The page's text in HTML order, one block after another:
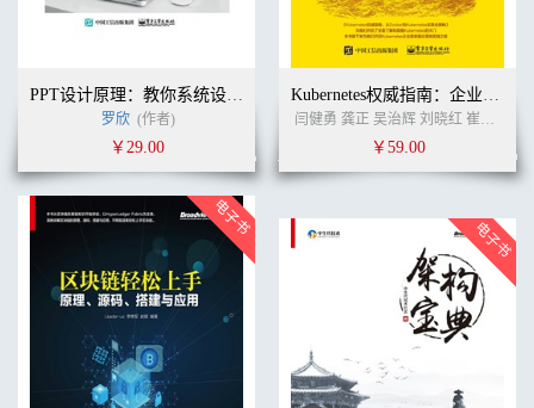
PPT设计原理：教你系统设计专业级幻灯片
罗欣 (作者)
￥29.00
Kubernetes权威指南：企业级容器云实战
闫健勇 龚正 吴治辉 刘晓红 崔秀龙 赵玲丽 何通
￥59.00